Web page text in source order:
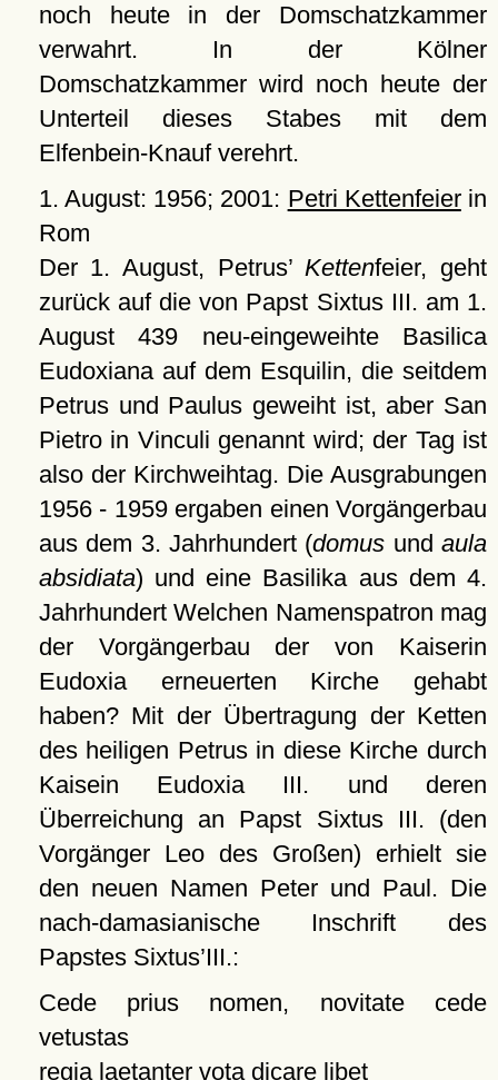
noch heute in der Domschatzkammer
verwahrt. In der Kölner
Domschatzkammer wird noch heute der
Unterteil dieses Stabes mit dem
Elfenbein-Knauf verehrt.
1. August: 1956; 2001: Petri Kettenfeierin
Rom
Der 1. August, Petrus’Kettenfeier, geht
zurück auf die von Papst Sixtus III. am 1.
August 439 neu-eingeweihte Basilica
Eudoxiana auf dem Esquilin, die seitdem
Petrus und Paulus geweiht ist, aber San
Pietro in Vinculi genannt wird; der Tag ist
also der Kirchweihtag. Die Ausgrabungen
1956 - 1959 ergaben einen Vorgängerbau
aus dem 3. Jahrhundert (domus undaula
absidiata) und eine Basilika aus dem 4.
Jahrhundert Welchen Namenspatron mag
der Vorgängerbau der von Kaiserin
Eudoxia erneuerten Kirche gehabt
haben? Mit der Übertragung der Ketten
des heiligen Petrus in diese Kirche durch
Kaisein Eudoxia III. und deren
Überreichung an Papst Sixtus III. (den
Vorgänger Leo des Großen) erhielt sie
den neuen Namen Peter und Paul. Die
nach-damasianische Inschrift des
Papstes Sixtus’III.:
Cede prius nomen, novitate cede
vetustas
regia laetanter vota dicare libet